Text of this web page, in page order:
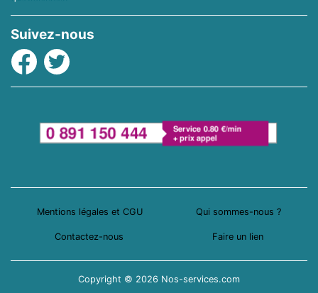
Suivez-nous
Facebook
Twitter
Mentions légales et CGU Qui sommes-nous ?
Contactez-nous Faire un lien
Copyright © 2026 Nos-services.com